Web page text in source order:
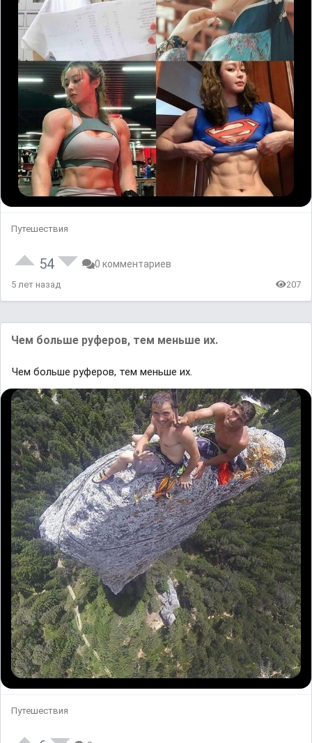
Путешествия
54 0 комментариев
5 лет назад 207
Чем больше руферов, тем меньше их.
Чем больше руферов, тем меньше их.
Путешествия